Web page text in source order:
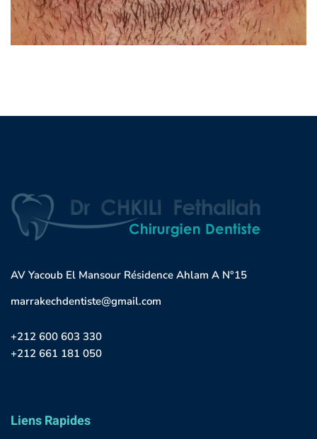
AV Yacoub El Mansour Résidence Ahlam A N°15
marrakechdentiste@gmail.com
+212 600 603 330
+212 661 181 050
Liens Rapides